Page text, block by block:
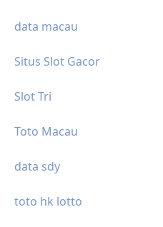
data macau
Situs Slot Gacor
Slot Tri
Toto Macau
data sdy
toto hk lotto